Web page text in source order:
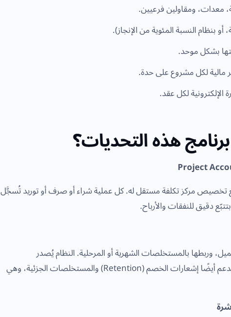
معدات، ومقاولين فرعيين.
بنظام النسبة المئوية من الإنجاز).
بشكل موحد.
مالية لكل مشروع على حدة.
الإلكترونية لكل عقد.
مركز تكلفة مستقل له. كل عملية شراء أو صرف أو توريد تُسجَّل
دقيق للنفقات والأرباح.
وربطها بالمستخلصات الشهرية أو المرحلية. النظام يُصدر
الفواتيرالالكترونية المعتمدة للجهة المالكة. يدعم أيضًا إشعارات الخصم (Retention) والمستخلصات الجزئية، وهي